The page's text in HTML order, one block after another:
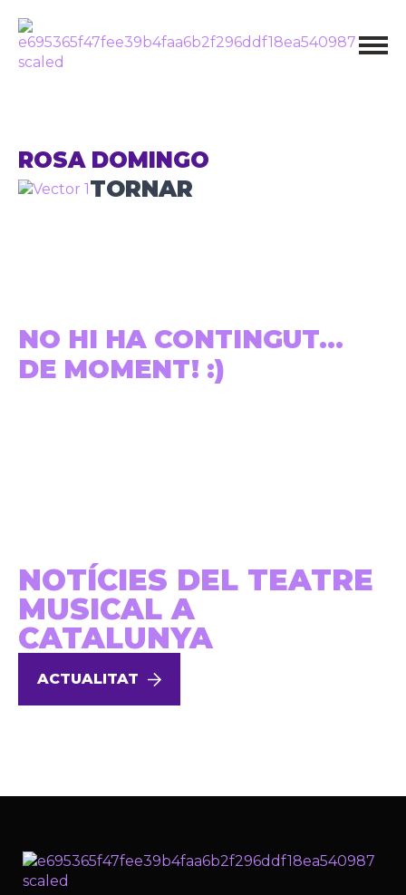
ROSA DOMINGO
TORNAR
NO HI HA CONTINGUT...
DE MOMENT! :)
NOTÍCIES DEL TEATRE
MUSICAL A
CATALUNYA
ACTUALITAT